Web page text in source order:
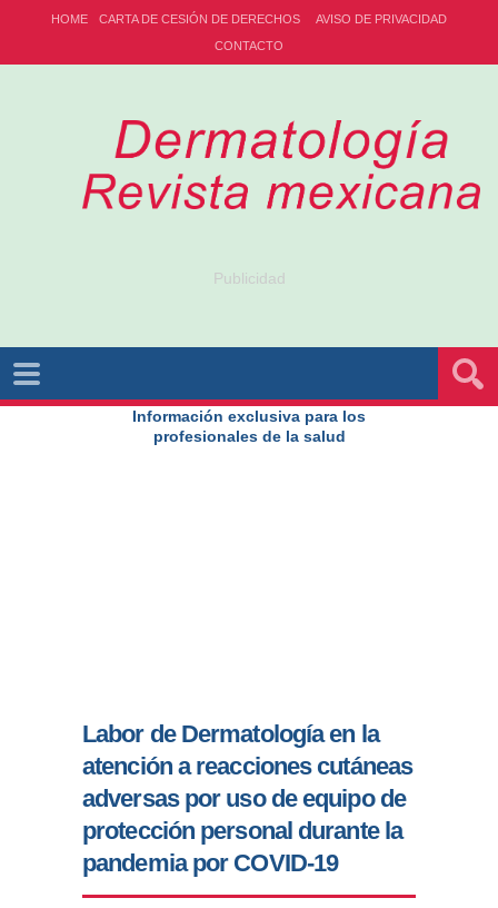
HOME CARTA DE CESIÓN DE DERECHOS
AVISO DE PRIVACIDAD
CONTACTO
Publicidad
Información exclusiva para los
profesionales de la salud
Labor de Dermatología en la
atención a reacciones cutáneas
adversas por uso de equipo de
protección personal durante la
pandemia por COVID-19